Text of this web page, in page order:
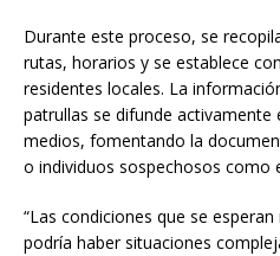
Durante este proceso, se
rutas, horarios y se establece
residentes locales. La
patrullas se difunde activamente
medios, fomentando la
o individuos sospechosos como
“Las condiciones que se
podría haber situaciones